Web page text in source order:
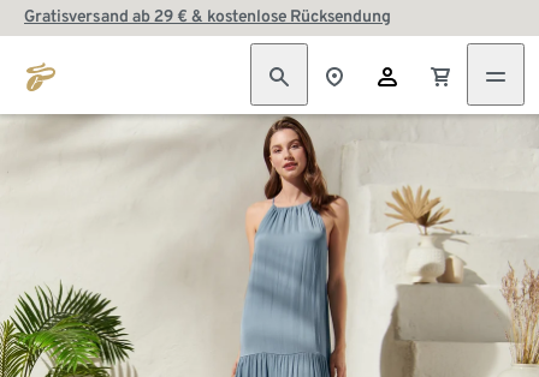
Gratisversand ab 29 € & kostenlose Rücksendung